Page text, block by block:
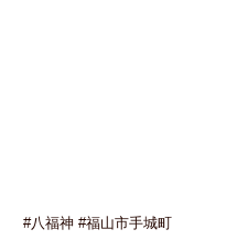
#八福神 #福山市手城町